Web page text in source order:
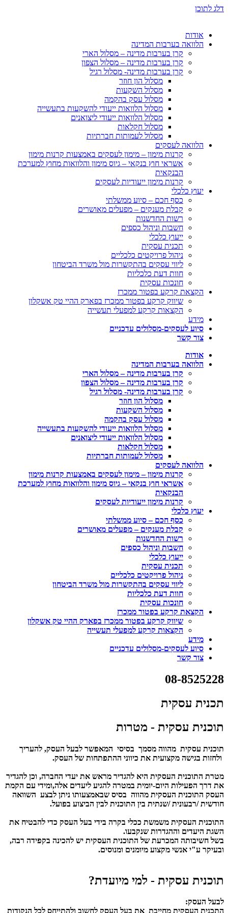
דלג לתוכן
אודות
הלוואה בערבות המדינה
קרן בערבות מדינה – מסלול הארי
קרן בערבות מדינה – מסלול הצפון
קרן בערבות מדינה- מסלול רגיל
מסלול הון חוזר
מסלול השקעות
מסלול עסק בהקמה
מסלול הלוואות ייעודי להשקעות בתעשייה
מסלול הלוואות ייעודי ליצואנים
מסלול חקלאות
מסלול לעמותות חברתיות
הלוואה לעסקים
קרנות מימון – מימון לעסקים באמצעות קרנות מימון
אשראי חוץ בנקאי – גיוס מימון והלוואות מחוץ למערכת
הבנקאית
קרנות מימון ייעודיות לעסקים
יעוץ כלכלי
כסף חכם – סיוע ממשלתי
קבלת מענקים – מפעלים מאושרים
רשות החדשנות
חשבות וניהול כספים
ייעוץ כלכלי
תכנית עסקית
ניהול פרויקטים כלכליים
ליווי עסקים בהתקשרות מול משרד הביטחון
חוות דעת כלכליות
חונכות עסקית
הקצאת קרקע בפטור ממכרז
שיווק קרקע בפטור ממכרז בפארק ההיי טק אשקלון
הקצאות קרקע למפעלי תעשייה
מידע
סיוע לעסקים-מסלולים עדכניים
צור קשר
אודות
הלוואה בערבות המדינה
קרן בערבות מדינה – מסלול הארי
קרן בערבות מדינה – מסלול הצפון
קרן בערבות מדינה- מסלול רגיל
מסלול הון חוזר
מסלול השקעות
מסלול עסק בהקמה
מסלול הלוואות ייעודי להשקעות בתעשייה
מסלול הלוואות ייעודי ליצואנים
מסלול חקלאות
מסלול לעמותות חברתיות
הלוואה לעסקים
קרנות מימון – מימון לעסקים באמצעות קרנות מימון
אשראי חוץ בנקאי – גיוס מימון והלוואות מחוץ למערכת
הבנקאית
קרנות מימון ייעודיות לעסקים
יעוץ כלכלי
כסף חכם – סיוע ממשלתי
קבלת מענקים – מפעלים מאושרים
רשות החדשנות
חשבות וניהול כספים
ייעוץ כלכלי
תכנית עסקית
ניהול פרויקטים כלכליים
ליווי עסקים בהתקשרות מול משרד הביטחון
חוות דעת כלכליות
חונכות עסקית
הקצאת קרקע בפטור ממכרז
שיווק קרקע בפטור ממכרז בפארק ההיי טק אשקלון
הקצאות קרקע למפעלי תעשייה
מידע
סיוע לעסקים-מסלולים עדכניים
צור קשר
08-8525228
תכנית עסקית
תוכנית עסקית - מטרות
תוכנית עסקית מהווה מסמך בסיסי המאפשר לבעל העסק, להעריך
ולחזות בגישה מקצועית את כיווני ההתפתחות של העסק.
מטרת התוכנית העסקית היא להגדיר מראש את יעדי החברה, וכן להגדיר
את דרך הפעילות היום-יומית במטרה להגיע ליעדים אלה,ומידי עם הקמת
העסק התוכנית העסקית מהווה בסיס שבאמצעותו ניתן לבצע השוואה
חודשית /רבעונית /שנתית בין התוכנית לבין הביצוע בפועל.
התוכנית העסקית משמשת ככלי בקרה בידי בעל העסק כדי להבטיח את
השגת היעדים וההגדרות שנקבעו.
בשל חשיבותה המכרעת של התוכנית העסקית יש להכינה בקפידה רבה,
ובעיקר ע"י אנשי מקצוע מיומנים ומנוסים.
תוכנית עסקית - למי מיועדת?
לבעל העסק:
התכנית העסקית מחייבת את בעל העסק לחשוב ולהתייחס לכל הנקודות